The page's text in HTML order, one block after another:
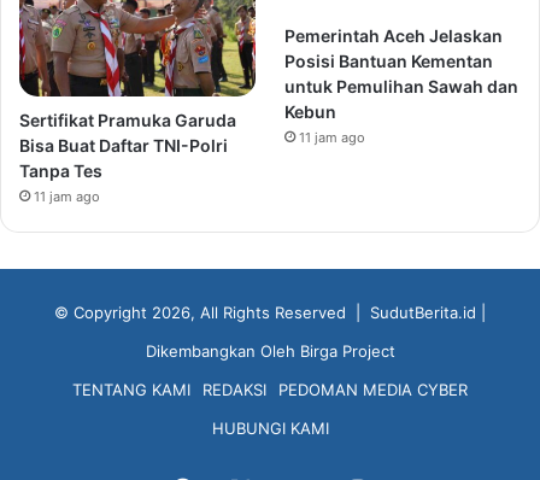
Sertifikat Pramuka Garuda
Bisa Buat Daftar TNI-Polri
Tanpa Tes
11 jam ago
Pemerintah Aceh Jelaskan
Posisi Bantuan Kementan
untuk Pemulihan Sawah dan
Kebun
11 jam ago
© Copyright 2026, All Rights Reserved | SudutBerita.id
Dikembangkan Oleh Birga Project
TENTANG KAMI
REDAKSI
PEDOMAN MEDIA CYBER
HUBUNGI KAMI